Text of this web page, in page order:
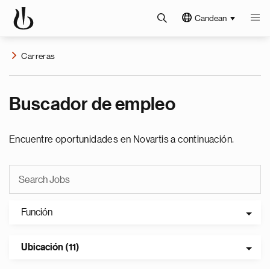
Candean
Carreras
Buscador de empleo
Encuentre oportunidades en Novartis a continuación.
Función
Ubicación (11)